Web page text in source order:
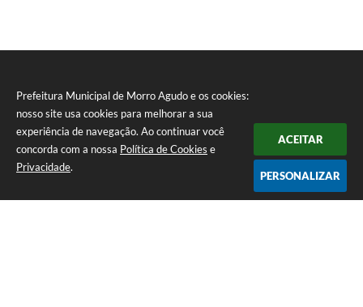
Prefeitura Municipal de Morro Agudo e os cookies:
nosso site usa cookies para melhorar a sua
experiência de navegação. Ao continuar você
concorda com a nossa Política de Cookies e
Privacidade.
ACEITAR
PERSONALIZAR